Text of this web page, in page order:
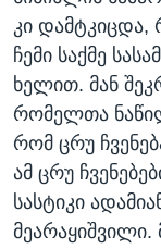
კი დამტკიცდა,
ჩემი საქმე
ხელით. მან
რომელთა
რომ ცრუ
ამ ცრუ
სასტიკი
მეარაყიშვილი.